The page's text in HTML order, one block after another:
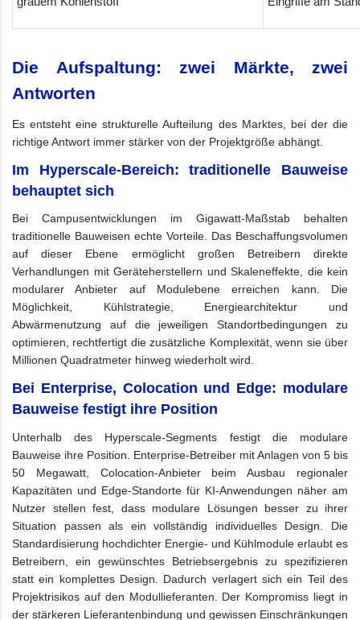
Die Aufspaltung: zwei Märkte, zwei
Antworten
Es entsteht eine strukturelle Aufteilung des Marktes, bei der die
richtige Antwort immer stärker von der Projektgröße abhängt.
Im Hyperscale-Bereich: traditionelle Bauweise
behauptet sich
Bei Campusentwicklungen im Gigawatt-Maßstab behalten
traditionelle Bauweisen echte Vorteile. Das Beschaffungsvolumen
auf dieser Ebene ermöglicht großen Betreibern direkte
Verhandlungen mit Geräteherstellern und Skaleneffekte, die kein
modularer Anbieter auf Modulebene erreichen kann. Die
Möglichkeit, Kühlstrategie, Energiearchitektur und
Abwärmenutzung auf die jeweiligen Standortbedingungen zu
optimieren, rechtfertigt die zusätzliche Komplexität, wenn sie über
Millionen Quadratmeter hinweg wiederholt wird.
Bei Enterprise, Colocation und Edge: modulare
Bauweise festigt ihre Position
Unterhalb des Hyperscale-Segments festigt die modulare
Bauweise ihre Position. Enterprise-Betreiber mit Anlagen von 5 bis
50 Megawatt, Colocation-Anbieter beim Ausbau regionaler
Kapazitäten und Edge-Standorte für KI-Anwendungen näher am
Nutzer stellen fest, dass modulare Lösungen besser zu ihrer
Situation passen als ein vollständig individuelles Design. Die
Standardisierung hochdichter Energie- und Kühlmodule erlaubt es
Betreibern, ein gewünschtes Betriebsergebnis zu spezifizieren
statt ein komplettes Design. Dadurch verlagert sich ein Teil des
Projektrisikos auf den Modullieferanten. Der Kompromiss liegt in
der stärkeren Lieferantenbindung und gewissen Einschränkungen